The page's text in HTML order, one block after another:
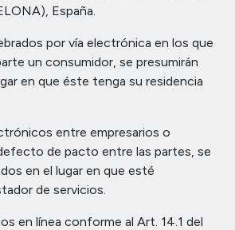
España.
por vía electrónica en los que
un consumidor, se presumirán
en que éste tenga su residencia
entre empresarios o
de pacto entre las partes, se
en el lugar en que esté
de servicios.
en línea conforme al Art. 14.1 del